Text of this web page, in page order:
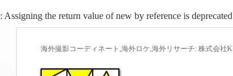
: Assigning the return value of new by reference is
海外撮影コーディネート,海外ロケ,海外リサーチ: 株式会社